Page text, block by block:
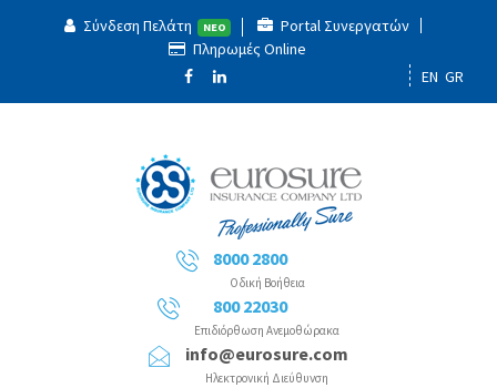
Σύνδεση Πελάτη ΝΕΟ
Portal Συνεργατών
Πληρωμές Online
EN GR
8000 2800
Οδική Βοήθεια
800 22030
Επιδιόρθωση Ανεμοθώρακα
info@eurosure.com
Ηλεκτρονική Διεύθυνση